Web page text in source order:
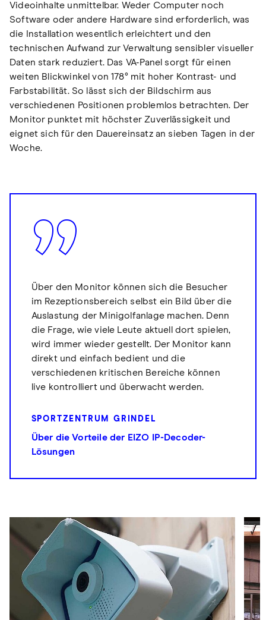
Videoinhalte unmittelbar. Weder Computer noch
Software oder andere Hardware sind erforderlich, was
die Installation wesentlich erleichtert und den
technischen Aufwand zur Verwaltung sensibler visueller
Daten stark reduziert. Das VA-Panel sorgt für einen
weiten Blickwinkel von 178° mit hoher Kontrast- und
Farbstabilität. So lässt sich der Bildschirm aus
verschiedenen Positionen problemlos betrachten. Der
Monitor punktet mit höchster Zuverlässigkeit und
eignet sich für den Dauereinsatz an sieben Tagen in der
Woche.
Über den Monitor können sich die Besucher
im Rezeptionsbereich selbst ein Bild über die
Auslastung der Minigolfanlage machen. Denn
die Frage, wie viele Leute aktuell dort spielen,
wird immer wieder gestellt. Der Monitor kann
direkt und einfach bedient und die
verschiedenen kritischen Bereiche können
live kontrolliert und überwacht werden.
SPORTZENTRUM GRINDEL
Über die Vorteile der EIZO IP-Decoder-
Lösungen